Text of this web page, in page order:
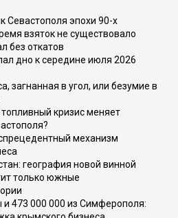
Севастополя эпохи 90-х
взяток не существовало
без откатов
дно к середине июля 2026
загнанная в угол, или безумие в
топливный кризис меняет
механизм
география новой винной
только южные
и 473 000 000 из Симферополя: